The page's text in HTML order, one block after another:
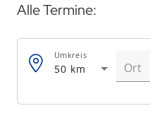
Alle Termine:
50 km
Umkreis